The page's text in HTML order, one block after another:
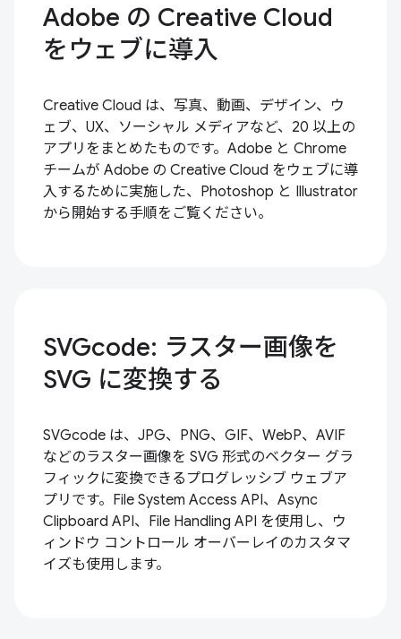
Adobe の Creative Cloud
をウェブに導入
Creative Cloud は、写真、動画、デザイン、ウ
ェブ、UX、ソーシャル メディアなど、20 以上の
アプリをまとめたものです。Adobe と Chrome
チームが Adobe の Creative Cloud をウェブに導
入するために実施した、Photoshop と Illustrator
から開始する手順をご覧ください。
SVGcode: ラスター画像を
SVG に変換する
SVGcode は、JPG、PNG、GIF、WebP、AVIF
などのラスター画像を SVG 形式のベクター グラ
フィックに変換できるプログレッシブ ウェブア
プリです。File System Access API、Async
Clipboard API、File Handling API を使用し、ウ
ィンドウ コントロール オーバーレイのカスタマ
イズも使用します。